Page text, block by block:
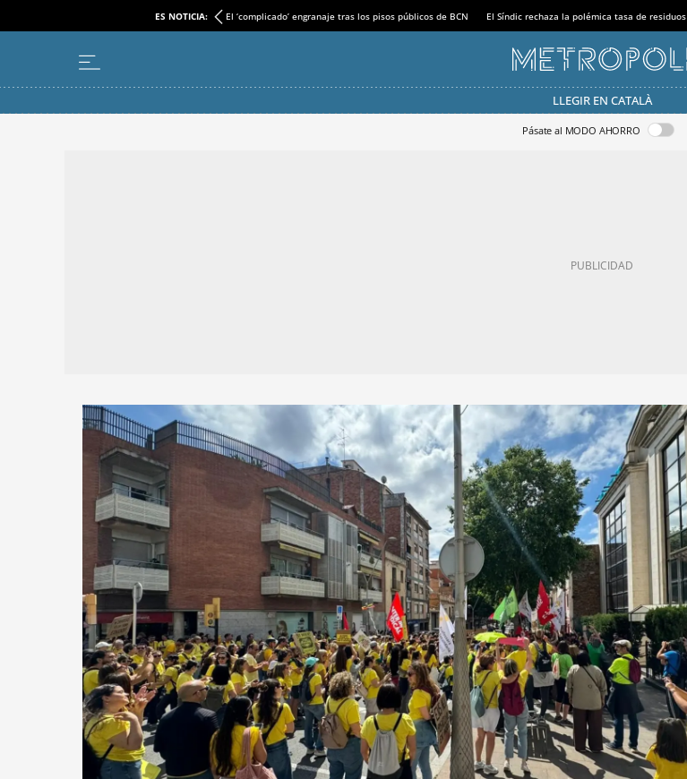
ES NOTICIA: El ‘complicado’ engranaje tras los pisos públicos de BCN El Síndic rechaza la polémica tasa de
LLEGIR EN CATALÀ
Pásate al MODO AHORRO